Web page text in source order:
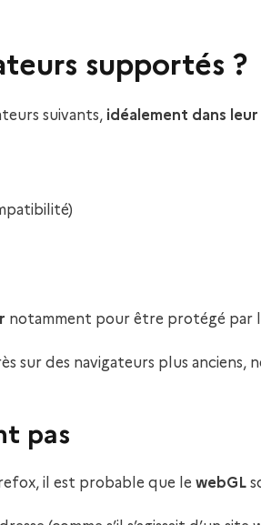
supportés ?
suivants, idéalement dans
notamment pour être protégé par
sur des navigateurs plus anciens,
pas
il est probable que le webGL